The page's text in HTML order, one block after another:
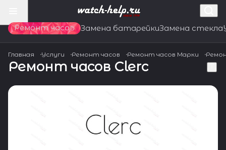
Ремонт часов Замена батарейкиЗамена стекла
Главная Услуги Ремонт часов Ремонт часов Марки
Ремонт часов Clerc